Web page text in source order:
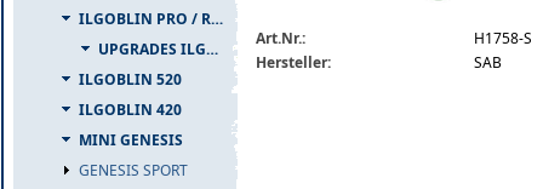
ILGOBLIN PRO / RAW 700
UPGRADES ILGOBLIN PRO / RAW 700
ILGOBLIN 520
ILGOBLIN 420
MINI GENESIS
GENESIS SPORT
Art.Nr.:
H1758-S
Hersteller:
SAB